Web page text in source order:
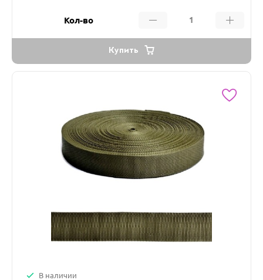
Кол-во
Купить
В наличии